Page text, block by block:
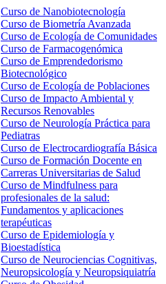
Curso de Nanobiotecnología
Curso de Biometría Avanzada
Curso de Ecología de Comunidades
Curso de Farmacogenómica
Curso de Emprendedorismo
Biotecnológico
Curso de Ecología de Poblaciones
Curso de Impacto Ambiental y
Recursos Renovables
Curso de Neurología Práctica para
Pediatras
Curso de Electrocardiografía Básica
Curso de Formación Docente en
Carreras Universitarias de Salud
Curso de Mindfulness para
profesionales de la salud:
Fundamentos y aplicaciones
terapéuticas
Curso de Epidemiología y
Bioestadística
Curso de Neurociencias Cognitivas,
Neuropsicología y Neuropsiquiatría